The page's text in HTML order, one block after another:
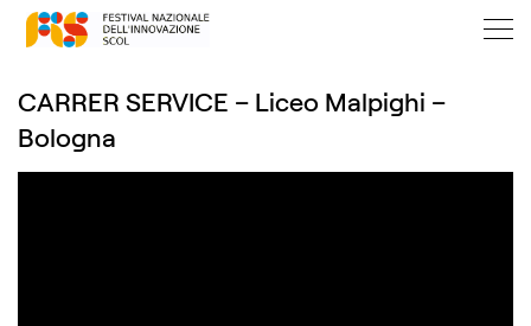
CARRER SERVICE – Liceo Malpighi –
Bologna